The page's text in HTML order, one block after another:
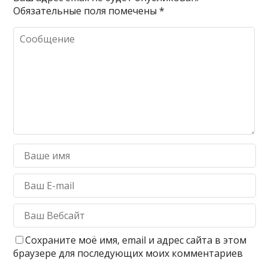
Обязательные поля помечены*
Сохраните моё имя, email и адрес сайта в этом
браузере для последующих моих комментариев